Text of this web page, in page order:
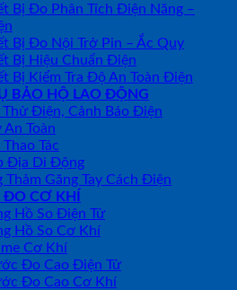
Bị Đo Phân Tích Điện Năng –
Bị Đo Nội Trở Pin – Ắc Quy
Bị Hiệu Chuẩn Điện
Bị Kiểm Tra Độ An Toàn Điện
BẢO HỘ LAO ĐỘNG
Thử Điện, Cảnh Báo Điện
An Toàn
Thao Tác
Địa Di Động
Thảm Găng Tay Cách Điện
ĐO CƠ KHÍ
Hồ So Điện Tử
Hồ So Cơ Khí
Cơ Khí
Đo Cao Điện Tử
Đo Cao Cơ Khí